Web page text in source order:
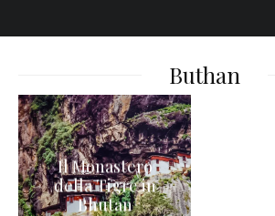
Buthan
Il Monastero
della Tigre in
Bhutan